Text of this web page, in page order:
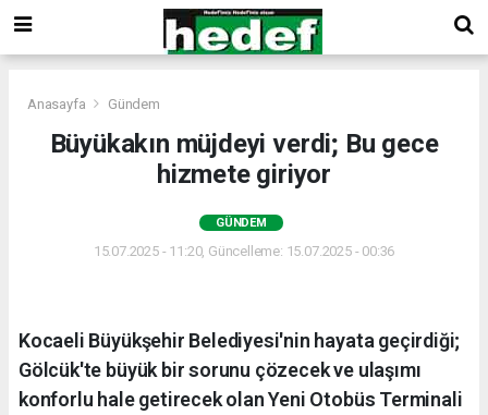
Anasayfa Gündem
Büyükakın müjdeyi verdi; Bu gece
hizmete giriyor
GÜNDEM
15.07.2025 - 11:20, Güncelleme: 15.07.2025 - 00:36
Kocaeli Büyükşehir Belediyesi'nin hayata geçirdiği;
Gölcük'te büyük bir sorunu çözecek ve ulaşımı
konforlu hale getirecek olan Yeni Otobüs Terminali